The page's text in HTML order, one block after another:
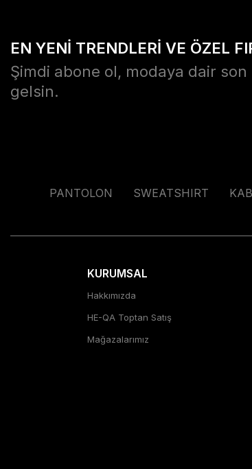
EN YENİ TRENDLERİ VE ÖZEL
Şimdi abone ol, modaya dair
gelsin.
PANTOLON SWEATSHIRT
KURUMSAL
Hakkımızda
HE-QA Toptan Satış
Mağazalarımız